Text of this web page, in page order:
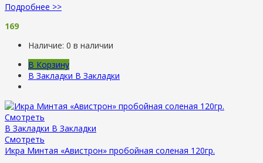
Подробнее >>
169
Наличие: 0 в наличии
В Корзину
В Закладки В Закладки
Смотреть
В Закладки В Закладки
Смотреть
Икра Минтая «Авистрон» пробойная соленая 120гр.